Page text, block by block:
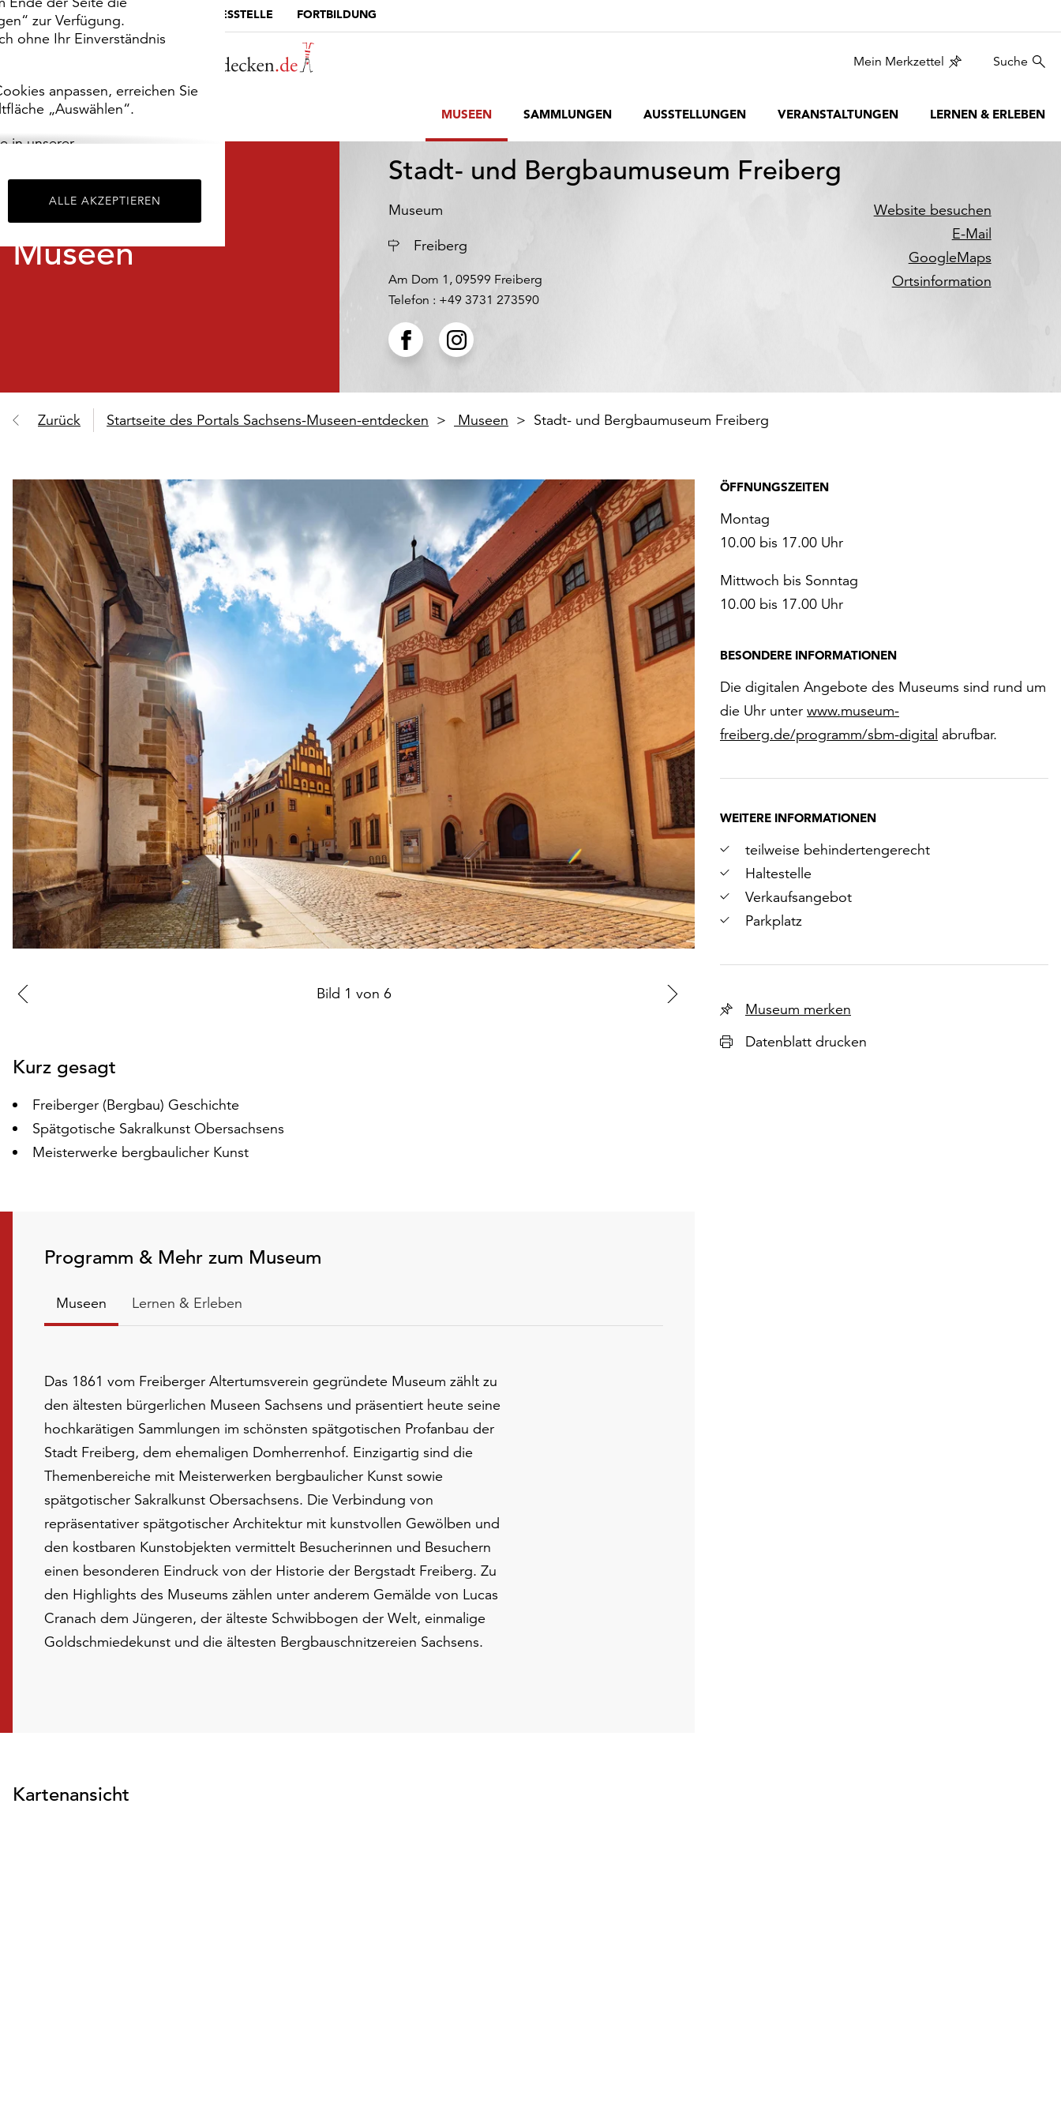
zur Verfügung.
ohne Ihr Einverständnis
anpassen, erreichen Sie
„Auswählen“.
in unserer
ALLE AKZEPTIEREN
MUSEUMSPORTAL DIE LANDESSTELLE FORTBILDUNG
Mein Merkzettel Suche
MUSEEN SAMMLUNGEN AUSSTELLUNGEN VERANSTALTUNGEN LERNEN & ERLEBEN
Museen
Stadt- und Bergbaumuseum Freiberg
Museum
Ort
Freiberg
Am Dom 1, 09599 Freiberg
Telefon : +49 3731 273590
Website besuchen
E-Mail
GoogleMaps
Ortsinformation
Zurück Startseite des Portals Sachsens-Museen-entdecken Museen Stadt- und Bergbaumuseum Freiberg
Bild 1 von 6
nächsten
Kurz gesagt
Freiberger (Bergbau) Geschichte
Spätgotische Sakralkunst Obersachsens
Meisterwerke bergbaulicher Kunst
Programm & Mehr zum Museum
Museen Lernen & Erleben
Das 1861 vom Freiberger Altertumsverein gegründete Museum zählt zu
den ältesten bürgerlichen Museen Sachsens und präsentiert heute seine
hochkarätigen Sammlungen im schönsten spätgotischen Profanbau der
Stadt Freiberg, dem ehemaligen Domherrenhof. Einzigartig sind die
Themenbereiche mit Meisterwerken bergbaulicher Kunst sowie
spätgotischer Sakralkunst Obersachsens. Die Verbindung von
repräsentativer spätgotischer Architektur mit kunstvollen Gewölben und
den kostbaren Kunstobjekten vermittelt Besucherinnen und Besuchern
einen besonderen Eindruck von der Historie der Bergstadt Freiberg. Zu
den Highlights des Museums zählen unter anderem Gemälde von Lucas
Cranach dem Jüngeren, der älteste Schwibbogen der Welt, einmalige
Goldschmiedekunst und die ältesten Bergbauschnitzereien Sachsens.
Kartenansicht
ÖFFNUNGSZEITEN
Montag
10.00 bis 17.00 Uhr
Mittwoch bis Sonntag
10.00 bis 17.00 Uhr
BESONDERE INFORMATIONEN
Die digitalen Angebote des Museums sind rund um
die Uhr unter www.museum-
freiberg.de/programm/sbm-digital abrufbar.
WEITERE INFORMATIONEN
teilweise behindertengerecht
Haltestelle
Verkaufsangebot
Parkplatz
Museum merken
Datenblatt drucken